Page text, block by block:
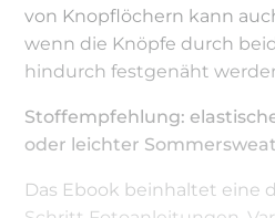
von Knopflöchern kann
wenn die Knöpfe durch
hindurch festgenäht
Stoffempfehlung:
oder leichter Sommersweat
Das Ebook beinhaltet eine